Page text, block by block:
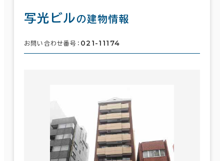
写光ビルの建物情報
お問い合わせ番号： 021-11174